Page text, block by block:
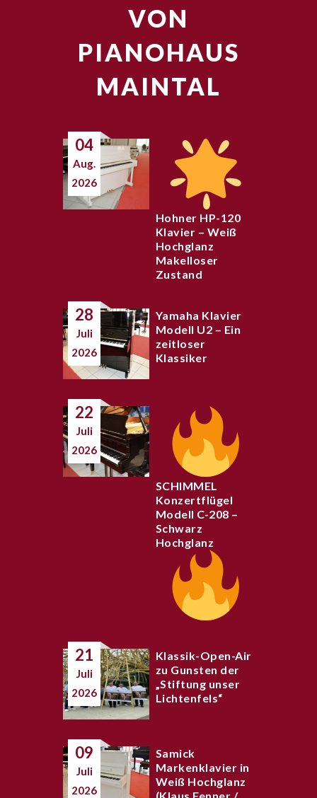
VON
PIANOHAUS
MAINTAL
04
Aug.
2026
Hohner HP-120
Klavier – Weiß
Hochglanz
Makelloser
Zustand
28
Juli
2026
Yamaha Klavier
Modell U2 – Ein
zeitloser
Klassiker
22
Juli
2026
SCHIMMEL
Konzertflügel
Modell C-208 –
Schwarz
Hochglanz
21
Juli
2026
Klassik-Open-Air
zu Gunsten der
„Stiftung unser
Lichtenfels“
09
Juli
2026
Samick
Markenklavier in
Weiß Hochglanz